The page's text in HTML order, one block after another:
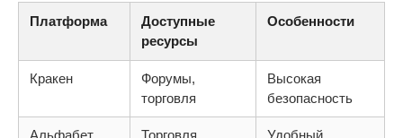
Платформа
Доступные
ресурсы
Особенности
Кракен
Форумы,
торговля
Высокая
безопасность
Альфабет
Торговля,
Удобный